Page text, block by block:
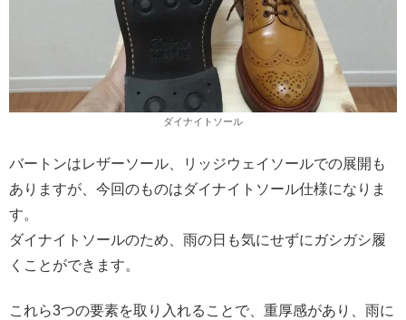
ダイナイトソール
バートンはレザーソール、リッジウェイソールでの展開も
ありますが、今回のものはダイナイトソール仕様になりま
す。
ダイナイトソールのため、雨の日も気にせずにガシガシ履
くことができます。
これら3つの要素を取り入れることで、重厚感があり、雨に